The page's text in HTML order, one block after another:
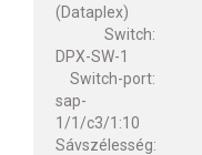
(Dataplex)
Switch:
DPX-SW-1
Switch-port:
sap-
1/1/c3/1:10
Sávszélesség: